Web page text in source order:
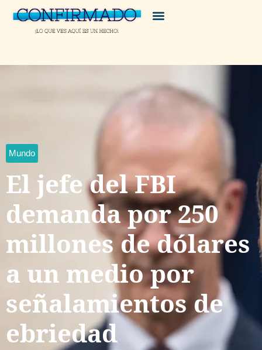
Mundo
El jefe del FBI
demanda por 250
millones de dólares
a un medio por
señalamientos de
ebriedad